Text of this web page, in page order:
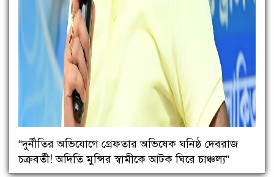
“দুর্নীতির অভিযোগে গ্রেফতার অভিষেক ঘনিষ্ঠ দেবরাজ
চক্রবর্তী! অদিতি মুন্সির স্বামীকে আটক ঘিরে চাঞ্চল্য”